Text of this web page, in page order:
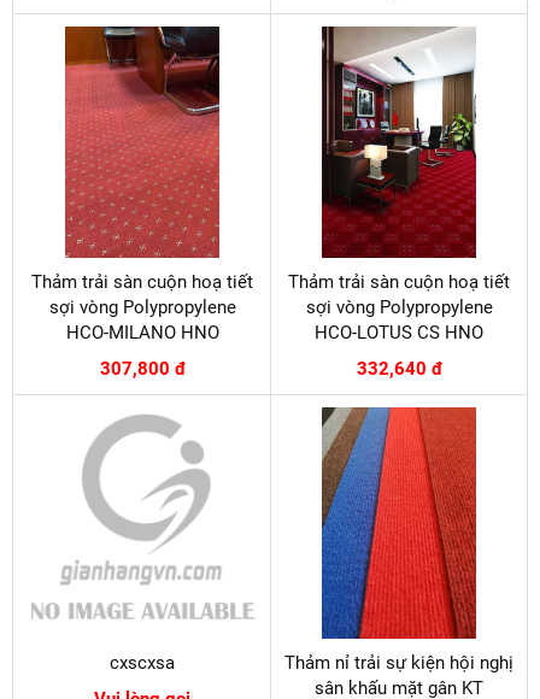
Thảm trải sàn cuộn hoạ tiết
sợi vòng Polypropylene
HCO-MILANO HNO
307,800 đ
Thảm trải sàn cuộn hoạ tiết
sợi vòng Polypropylene
HCO-LOTUS CS HNO
332,640 đ
cxscxsa
Thảm nỉ trải sự kiện hội nghị
sân khấu mặt gân KT